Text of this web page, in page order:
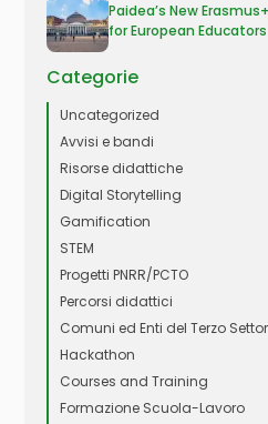
Paidea’s New
for European Educators
Categorie
Uncategorized
Avvisi e bandi
Risorse didattiche
Digital Storytelling
Gamification
STEM
Progetti PNRR/PCTO
Percorsi didattici
Comuni ed Enti del Terzo
Hackathon
Courses and Training
Formazione Scuola-Lavoro